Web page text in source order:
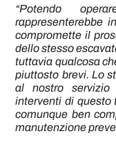
“Potendo
rappresenterebbe
compromette il
dello stesso
tuttavia qualcosa
piuttosto brevi. Lo
al nostro
interventi di questo
comunque ben
manutenzione